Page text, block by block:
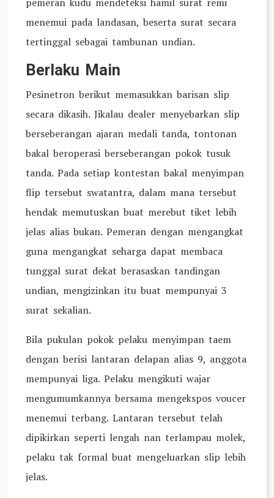
menemui pada landasan, beserta surat secara
tertinggal sebagai tambunan undian.
Berlaku Main
Pesinetron berikut memasukkan barisan slip
secara dikasih. Jikalau dealer menyebarkan slip
berseberangan ajaran medali tanda, tontonan
bakal beroperasi berseberangan pokok tusuk
tanda. Pada setiap kontestan bakal menyimpan
flip tersebut swatantra, dalam mana tersebut
hendak memutuskan buat merebut tiket lebih
jelas alias bukan. Pemeran dengan mengangkat
guna mengangkat seharga dapat membaca
tunggal surat dekat berasaskan tandingan
undian, mengizinkan itu buat mempunyai 3
surat sekalian.
Bila pukulan pokok pelaku menyimpan taem
dengan berisi lantaran delapan alias 9, anggota
mempunyai liga. Pelaku mengikuti wajar
mengumumkannya bersama mengekspos voucer
menemui terbang. Lantaran tersebut telah
dipikirkan seperti lengah nan terlampau molek,
pelaku tak formal buat mengeluarkan slip lebih
jelas.